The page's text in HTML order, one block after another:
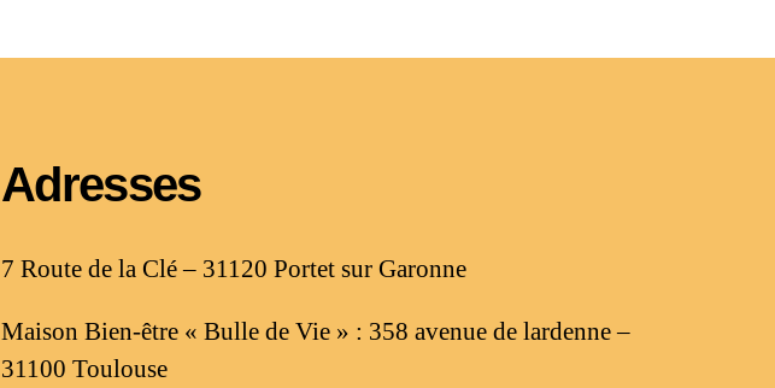
Adresses
7 Route de la Clé – 31120 Portet sur Garonne
Maison Bien-être « Bulle de Vie » : 358 avenue de lardenne –
31100 Toulouse